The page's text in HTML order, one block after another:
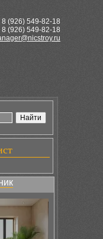
8 (926) 549-82-18
8 (926) 549-82-18